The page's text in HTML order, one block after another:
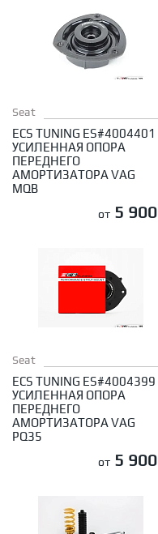
Seat
ECS TUNING ES#4004401
УСИЛЕННАЯ ОПОРА
ПЕРЕДНЕГО
АМОРТИЗАТОРА VAG
MQB
от 5 900
Seat
ECS TUNING ES#4004399
УСИЛЕННАЯ ОПОРА
ПЕРЕДНЕГО
АМОРТИЗАТОРА VAG
PQ35
от 5 900